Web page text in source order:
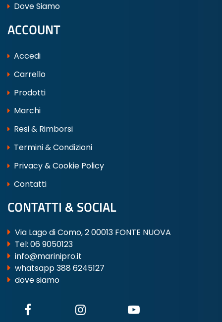
Dove Siamo
ACCOUNT
Accedi
Carrello
Prodotti
Marchi
Resi & Rimborsi
Termini & Condizioni
Privacy & Cookie Policy
Contatti
CONTATTI & SOCIAL
Via Lago di Como, 2 00013 FONTE NUOVA
Tel: 06 9050123
info@marinipro.it
whatsapp 388 6245127
dove siamo